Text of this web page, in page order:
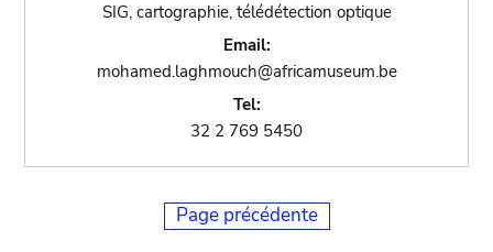
SIG, cartographie, télédétection optique
Email:
mohamed.laghmouch@africamuseum.be
Tel:
32 2 769 5450
Page précédente